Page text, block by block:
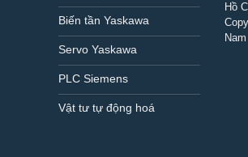
Biến tần Yaskawa
Servo Yaskawa
PLC Siemens
Vật tư tự động hoá
Hồ
Nam